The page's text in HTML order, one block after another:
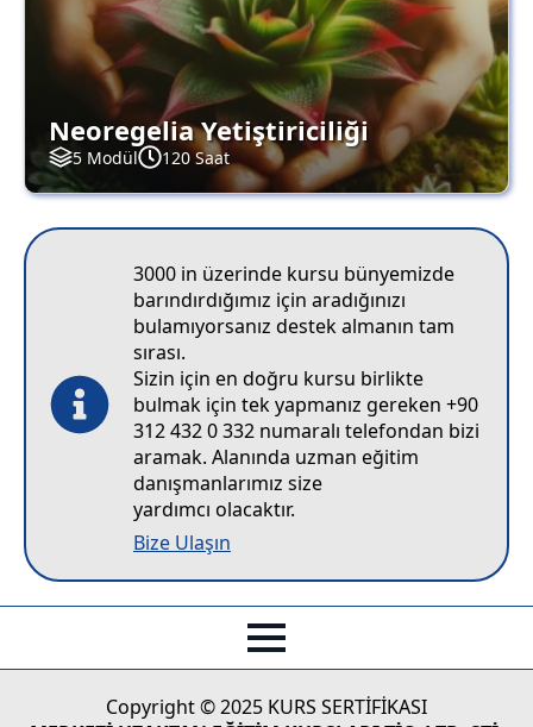
Neoregelia Yetiştiriciliği
5 Modül 120 Saat
3000 in üzerinde kursu bünyemizde
barındırdığımız için aradığınızı
bulamıyorsanız destek almanın tam
sırası.
Sizin için en doğru kursu birlikte
bulmak için tek yapmanız gereken +90
312 432 0 332 numaralı telefondan bizi
aramak. Alanında uzman eğitim
danışmanlarımız size
yardımcı olacaktır.
Bize Ulaşın
Copyright © 2025 KURS SERTİFİKASI